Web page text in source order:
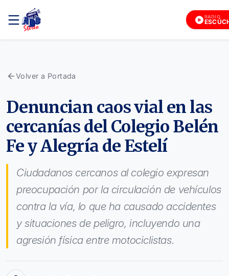
RADIO
Volver a Portada
Denuncian caos vial en las
cercanías del Colegio Belén
Fe y Alegría de Estelí
Ciudadanos cercanos al colegio expresan
preocupación por la circulación de vehículos
contra la vía, lo que ha causado accidentes
y situaciones de peligro, incluyendo una
agresión física entre motociclistas.